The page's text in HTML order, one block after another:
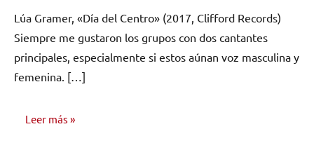
comentarios
Lúa Gramer, «Día del Centro» (2017, Clifford Records)
Siempre me gustaron los grupos con dos cantantes
principales, especialmente si estos aúnan voz masculina y
femenina. […]
Leer más